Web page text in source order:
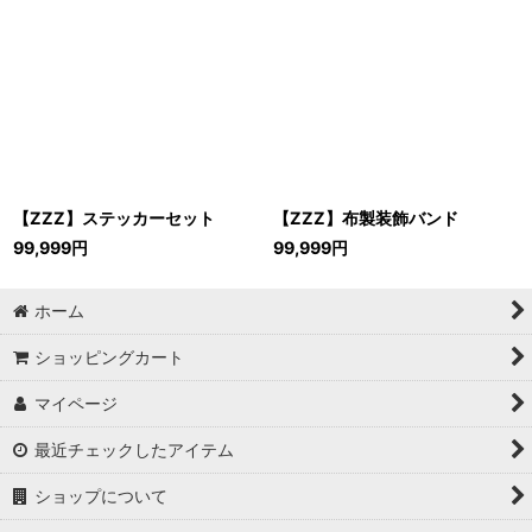
【ZZZ】ステッカーセット
99,999円
【ZZZ】布製装飾バンド
99,999円
ホーム
ショッピングカート
マイページ
最近チェックしたアイテム
ショップについて